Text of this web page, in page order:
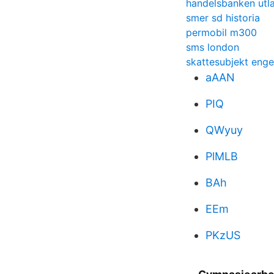
handelsbanken
smer sd historia
permobil m300
sms london
skattesubjekt
aAAN
PIQ
QWyuy
PlMLB
BAh
EEm
PKzUS